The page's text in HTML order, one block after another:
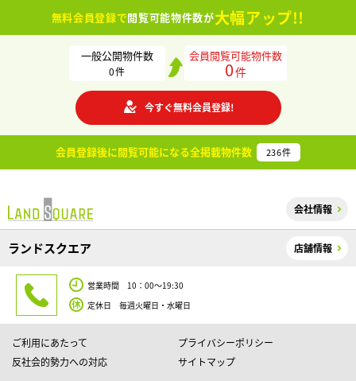
無料会員登録で閲覧可能物件数が大幅アップ!!
一般公開物件数
0件
会員閲覧可能物件数
0件
今すぐ無料会員登録!
会員登録後に閲覧可能になる全掲載物件数 236件
会社情報
ランドスクエア 店舗情報
営業時間 10：00～19:30
定休日 毎週火曜日・水曜日
ご利用にあたって
プライバシーポリシー
反社会的勢力への対応
サイトマップ